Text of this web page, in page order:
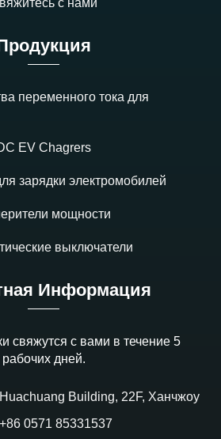
с нами
переменного тока для
EV Chagrers
зарядки электромобилей
мощности
выключатели
Информация
свяжутся с вами в течение 5
рабочих дней.
Building, 22F, Ханчжоу
+86 0571 85331537